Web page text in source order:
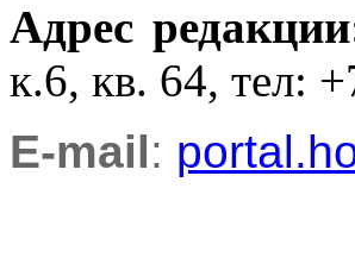
Адрес редакции
к.6, кв. 64, тел:
E-mail: